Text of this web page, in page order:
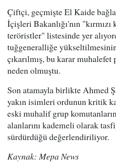
Çiftçi, geçmişte El Kaide
İçişleri Bakanlığı'nın
teröristler" listesinde yer
tuğgeneralliğe
çıkarılmış, bu karar
neden olmuştu.
Son atamayla birlikte Ahmed
yakın isimleri ordunun kritik
eski muhalif grup
alanlarını kademeli olarak
sürdürdüğü değerlendiriliyor.
Kaynak: Mepa News